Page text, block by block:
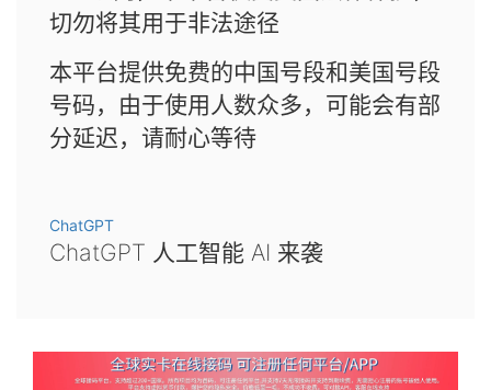
切勿将其用于非法途径
本平台提供免费的中国号段和美国号段
号码，由于使用人数众多，可能会有部
分延迟，请耐心等待
ChatGPT
ChatGPT 人工智能 AI 来袭